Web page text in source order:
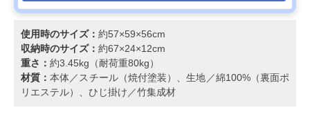
使用時のサイズ： 約57×59×56cm
収納時のサイズ： 約67×24×12cm
重さ： 約3.45kg（耐荷重80kg）
材質：本体／スチール（焼付塗装）、生地／綿100%（裏面ポ
リエステル）、ひじ掛け／竹集成材